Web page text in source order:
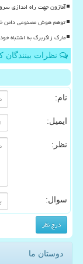
آمازون جهت راه اندازی
توهم هوش مصنوعی دامن
مارک زاکربرگ به اشتباه
نظرات بینندگان
نام:
ایمیل:
نظر:
سوال:
دوستان ما